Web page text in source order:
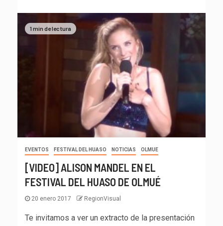
1 min de lectura
EVENTOS FESTIVAL DEL HUASO NOTICIAS OLMUE
[VIDEO] ALISON MANDEL EN EL
FESTIVAL DEL HUASO DE OLMUÉ
20 enero 2017 RegionVisual
Te invitamos a ver un extracto de la presentación